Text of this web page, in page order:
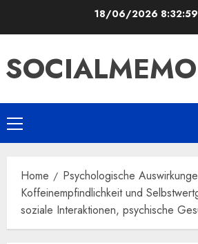
18/06/2026
Primary
Menu
Home
Psychologische
Koffeinempfindlichkeit und
soziale Interaktionen, psychische